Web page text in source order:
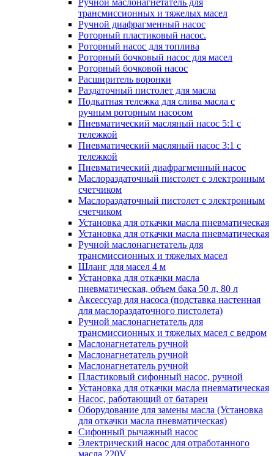
Ручной маслонагнетатель для
трансмиссионных и тяжелых масел
Ручной диафрагменный насос
Роторный пластиковый насос.
Роторный насос для топлива
Роторный бочковый насос для масел
Роторный бочковой насос
Расширитель воронки
Раздаточный пистолет для масла
Подкатная тележка для слива масла с
ручным роторным насосом
Пневматический масляный насос 5:1 с
тележкой
Пневматический масляный насос 3:1 с
тележкой
Пневматический диафрагменный насос
Маслораздаточный пистолет с электронным
счетчиком
Маслораздаточный пистолет с электронным
счетчиком
Установка для откачки масла пневматическая
Установка для откачки масла пневматическая
Ручной маслонагнетатель для
трансмиссионных и тяжелых масел
Шланг для масел 4 м
Установка для откачки масла
пневматическая, объем бака 50 л, 80 л
Аксессуар для насоса (подставка настенная
для маслораздаточного пистолета)
Ручной маслонагнетатель для
трансмиссионных и тяжелых масел с ведром
Маслонагнетатель ручной
Маслонагнетатель ручной
Маслонагнетатель ручной
Пластиковый сифонный насос, ручной
Установка для откачки масла пневматическая
Насос, работающий от батареи
Оборудование для замены масла (Установка
для откачки масла пневматическая)
Сифонный рычажный насос
Электрический насос для отработанного
масла 220V